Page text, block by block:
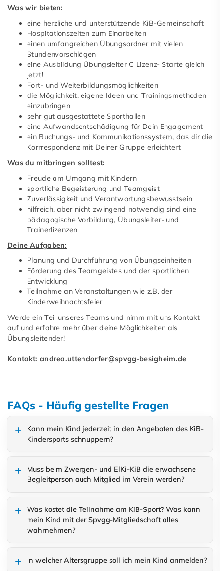
Was wir bieten:
eine herzliche und unterstützende KiB-Gemeinschaft
Hospitationszeiten zum Einarbeiten
einen umfangreichen Übungsordner mit vielen
Stundenvorschlägen
eine Ausbildung Übungsleiter C Lizenz- Starte gleich
jetzt!
Fort- und Weiterbildungsmöglichkeiten
die Möglichkeit, eigene Ideen und Trainingsmethoden
einzubringen
sehr gut ausgestattete Sporthallen
eine Aufwandsentschädigung für Dein Engagement
ein Buchungs- und Kommunikationssystem, das dir die
Korrrespondenz mit Deiner Gruppe erleichtert
Was du mitbringen solltest:
Freude am Umgang mit Kindern
sportliche Begeisterung und Teamgeist
Zuverlässigkeit und Verantwortungsbewusstsein
hilfreich, aber nicht zwingend notwendig sind eine
pädagogische Vorbildung, Übungsleiter- und
Trainerlizenzen
Deine Aufgaben:
Planung und Durchführung von Übungseinheiten
Förderung des Teamgeistes und der sportlichen
Entwicklung
Teilnahme an Veranstaltungen wie z.B. der
Kinderweihnachtsfeier
Werde ein Teil unseres Teams und nimm mit uns Kontakt
auf und erfahre mehr über deine Möglichkeiten als
Übungsleitender!
Kontakt: andrea.uttendorfer@spvgg-besigheim.de
FAQs - Häufig gestellte Fragen
Kann mein Kind jederzeit in den Angeboten des KiB-
Kindersports schnuppern?
Muss beim Zwergen- und ElKi-KiB die erwachsene
Begleitperson auch Mitglied im Verein werden?
Was kostet die Teilnahme am KiB-Sport? Was kann
mein Kind mit der Spvgg-Mitgliedschaft alles
wahrnehmen?
In welcher Altersgruppe soll ich mein Kind anmelden?